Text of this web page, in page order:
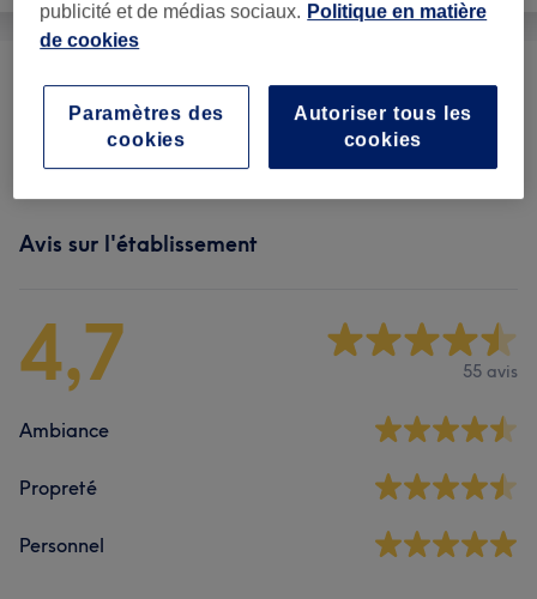
Femme - Épilation Au Fil ( ) à partir de 5 €
Femme - Épilation À La Cire à partir de 7 €
Avis sur l'établissement
4,7 55 avis
Ambiance
Propreté
Personnel
publicité et de médias sociaux. Politique en matière
de cookies
Autoriser tous les
cookies
Paramètres des
cookies